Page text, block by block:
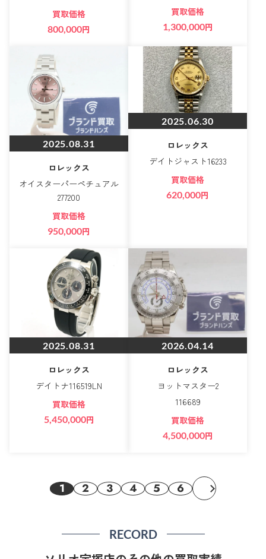
買取価格
800,000円
買取価格
1,300,000円
2025.08.31
ロレックス
オイスターパーペチュアル
277200
買取価格
950,000円
2025.06.30
ロレックス
デイトジャスト16233
買取価格
620,000円
2025.08.31
ロレックス
デイトナ116519LN
買取価格
5,450,000円
2026.04.14
ロレックス
ヨットマスター2
116689
買取価格
4,500,000円
1 2 3 4 5 6
RECORD